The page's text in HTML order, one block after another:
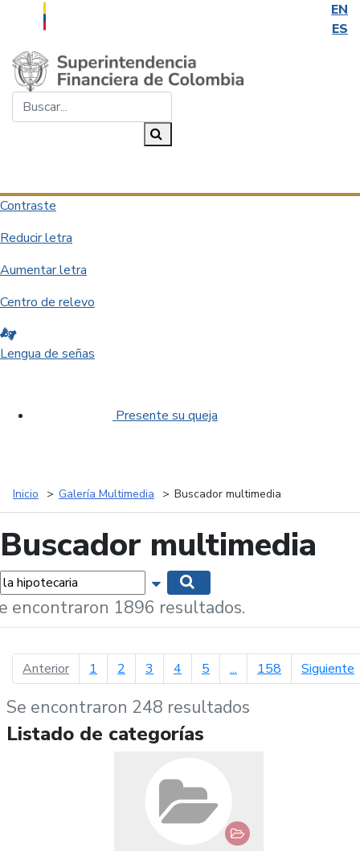
EN
ES
Saltar al contenido principal
Contraste
Reducir letra
Aumentar letra
Centro de relevo
Lengua de señas
Presente su queja
Inicio Galería Multimedia Buscador multimedia
Buscador multimedia
Mostrar opciones de búsqueda
encontraron 1896 resultados.
Anteriorpágina anterior
1 2 3 4 5 ... 158 Siguiente
Se encontraron 248 resultados
Listado de categorías